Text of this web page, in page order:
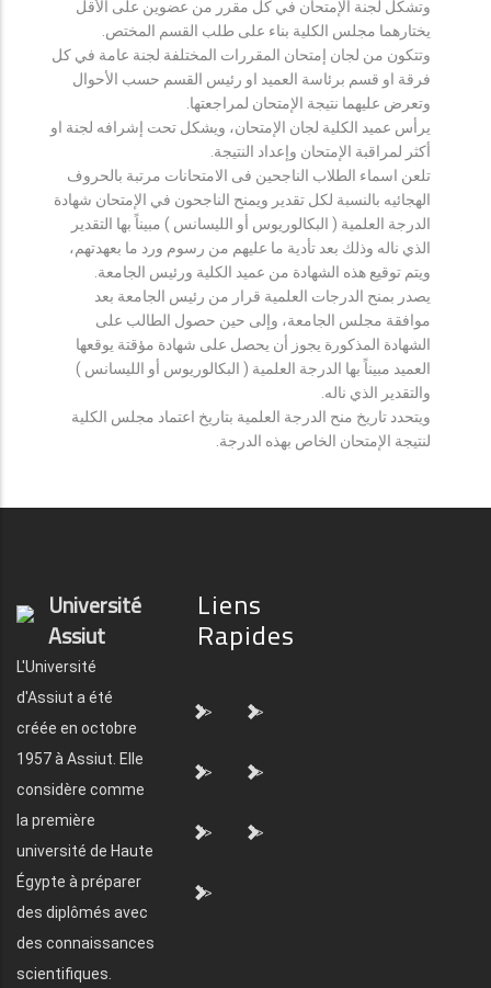
وتشكل لجنة الإمتحان في كل مقرر من عضوين على الأقل
يختارهما مجلس الكلية بناء على طلب القسم المختص.
وتتكون من لجان إمتحان المقررات المختلفة لجنة عامة في كل
فرقة او قسم برئاسة العميد او رئيس القسم حسب الأحوال
وتعرض عليهما نتيجة الإمتحان لمراجعتها.
يرأس عميد الكلية لجان الإمتحان، ويشكل تحت إشرافه لجنة او
أكثر لمراقبة الإمتحان وإعداد النتيجة.
تلعن اسماء الطلاب الناجحين فى الامتحانات مرتبة بالحروف
الهجائيه بالنسبة لكل تقدير ويمنح الناجحون في الإمتحان شهادة
الدرجة العلمية ( البكالوريوس أو الليسانس ) مبيناً بها التقدير
الذي ناله وذلك بعد تأدية ما عليهم من رسوم ورد ما بعهدتهم،
ويتم توقيع هذه الشهادة من عميد الكلية ورئيس الجامعة.
يصدر بمنح الدرجات العلمية قرار من رئيس الجامعة بعد
موافقة مجلس الجامعة، وإلى حين حصول الطالب على
الشهادة المذكورة يجوز أن يحصل على شهادة مؤقتة يوقعها
العميد مبيناً بها الدرجة العلمية ( البكالوريوس أو الليسانس )
والتقدير الذي ناله.
ويتحدد تاريخ منح الدرجة العلمية بتاريخ اعتماد مجلس الكلية
لنتيجة الإمتحان الخاص بهذه الدرجة.
Université
Assiut
L'Université
d'Assiut a été
créée en octobre
1957 à Assiut. Elle
considère comme
la première
université de Haute
Égypte à préparer
des diplômés avec
des connaissances
scientifiques.
Liens
Rapides
"> ">
"> ">
"> ">
">